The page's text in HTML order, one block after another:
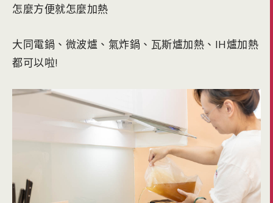
怎麼方便就怎麼加熱
大同電鍋、微波爐、氣炸鍋、瓦斯爐加熱、IH爐加熱
都可以啦!